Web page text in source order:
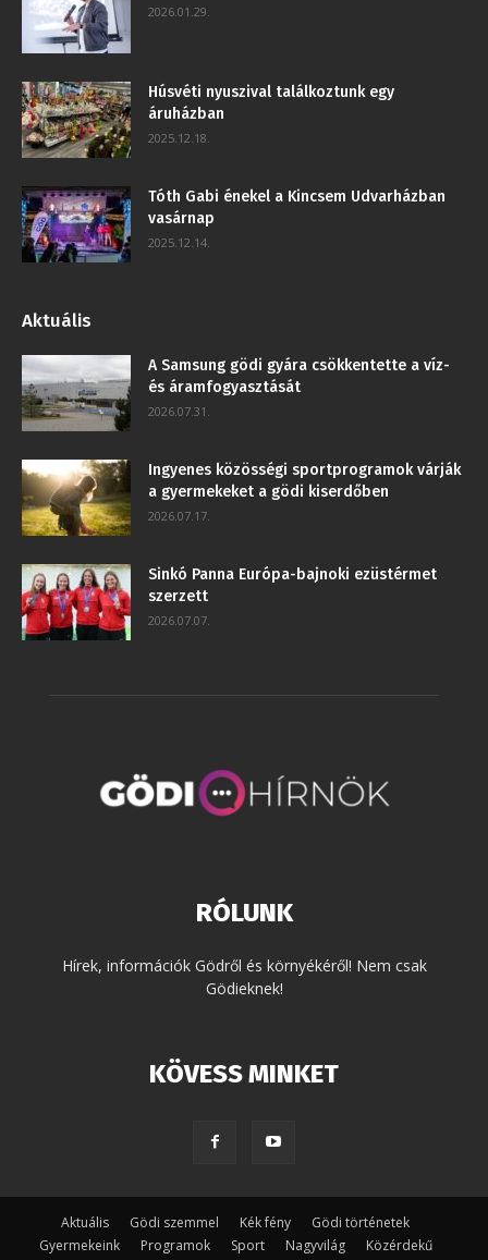
2026.01.29.
Húsvéti nyuszival találkoztunk egy
áruházban
2025.12.18.
Tóth Gabi énekel a Kincsem Udvarházban
vasárnap
2025.12.14.
Aktuális
A Samsung gödi gyára csökkentette a víz-
és áramfogyasztását
2026.07.31.
Ingyenes közösségi sportprogramok várják
a gyermekeket a gödi kiserdőben
2026.07.17.
Sinkó Panna Európa-bajnoki ezüstérmet
szerzett
2026.07.07.
RÓLUNK
Hírek, információk Gödről és környékéről! Nem csak
Gödieknek!
KÖVESS MINKET
Aktuális Gödi szemmel Kék fény
Gödi történetek
Gyermekeink
Programok Sport Nagyvilág
Közérdekű